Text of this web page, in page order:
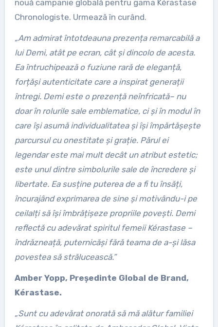
nouă campanie globală pentru gama Kérastase
Chronologiste. Urmează în curând.
„Am admirat întotdeauna prezența remarcabilăa
lui Demi, atât pe ecran, cât șidincolo de acesta.
Ea întruchipeazăo fuziune rarăde eleganță,
forțăși autenticitate care a inspirat generații
întregi. Demi este o prezență neînfricată–nu
doarîn rolurile sale emblematice, cișiîn modulîn
care își asumă individualitatea șiîșiîmpărtășește
parcursul cu onestitate și grație. Părul ei
legendar este mai mult decât un atribut estetic;
este unul dintre simbolurile sale de încredere și
libertate. Ea susține puterea de a fi tu însăți,
încurajând exprimarea de sine și motivându-i pe
ceilalți să își îmbrățișeze propriile povești. Demi
reflectăcu adevărat spiritul femeii Kérastase –
îndrăzneață, puternicăși fărăteama de a-și lăsa
povestea săstrălucească.”
Amber Yopp, Președinte Global de Brand,
Kérastase.
„Sunt cu adevărat onorată să mă alătur familiei